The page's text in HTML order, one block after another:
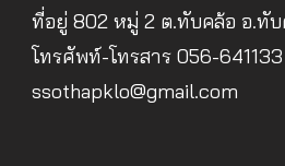
ที่อยู่ 802 หมู่ 2 ต.ทับคล้อ อ.ทับ
โทรศัพท์-โทรสาร 056-
ssothapklo@gmail.com